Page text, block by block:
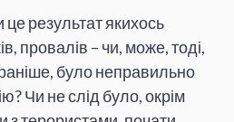
результат якихось
провалів – чи, може, тоді,
було неправильно
Чи не слід було, окрім